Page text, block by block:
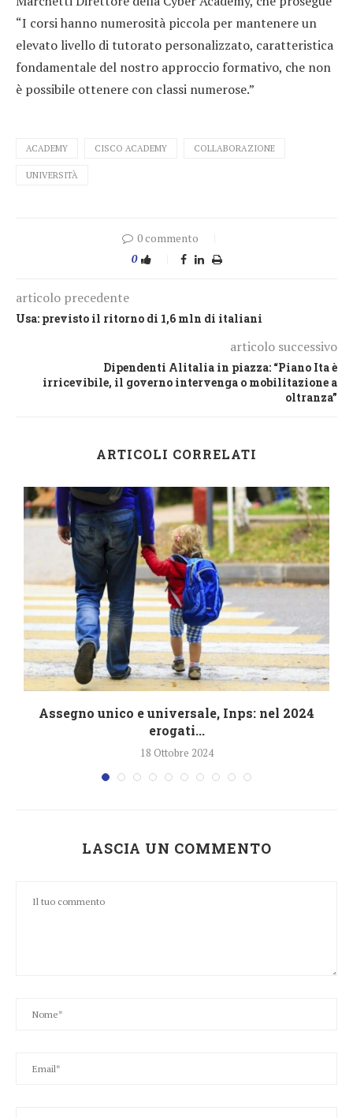
“I corsi hanno numerosità piccola per mantenere un
elevato livello di tutorato personalizzato, caratteristica
fondamentale del nostro approccio formativo, che non
è possibile ottenere con classi numerose.”
ACADEMY CISCO ACADEMY COLLABORAZIONE
UNIVERSITÀ
0 commento
0
articolo precedente
Usa: previsto il ritorno di 1,6 mln di italiani
articolo successivo
Dipendenti Alitalia in piazza: “Piano Ita è
irricevibile, il governo intervenga o mobilitazione a
oltranza”
ARTICOLI CORRELATI
Assegno unico e universale, Inps: nel 2024
erogati...
18 Ottobre 2024
LASCIA UN COMMENTO